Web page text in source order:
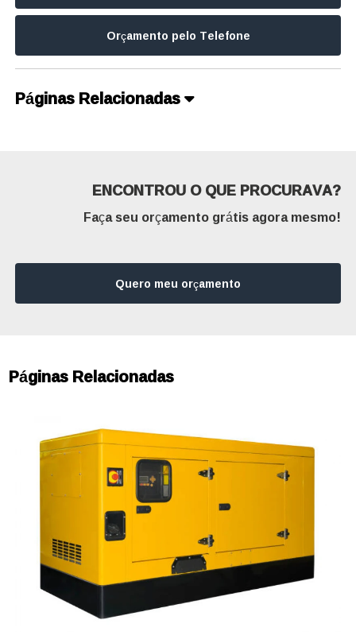
Orçamento pelo Telefone
Páginas Relacionadas
ENCONTROU O QUE PROCURAVA?
Faça seu orçamento grátis agora mesmo!
Quero meu orçamento
Páginas Relacionadas